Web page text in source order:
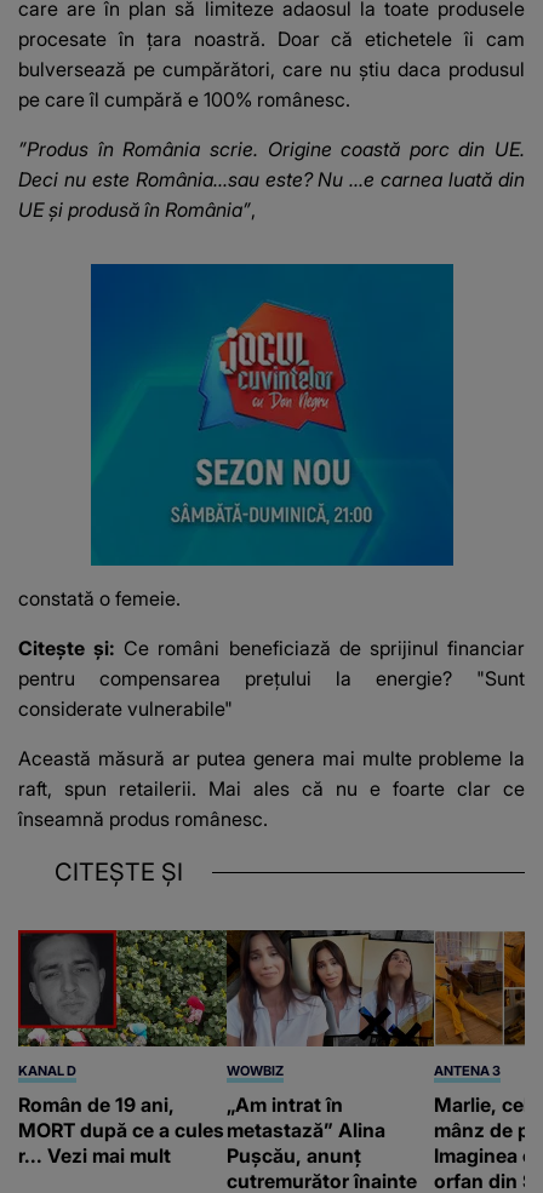
care are în plan să limiteze adaosul la toate produsele
procesate în țara noastră. Doar că etichetele îi cam
bulversează pe cumpărători, care nu știu daca produsul
pe care îl cumpără e 100% românesc.
”Produs în România scrie. Origine coastă porc din UE.
Deci nu este România...sau este? Nu ...e carnea luată din
UE și produsă în România”,
constată o femeie.
Citește și: Ce români beneficiază de sprijinul financiar
pentru compensarea preţului la energie? "Sunt
considerate vulnerabile"
Această măsură ar putea genera mai multe probleme la
raft, spun retailerii. Mai ales că nu e foarte clar ce
înseamnă produs românesc.
CITEȘTE ȘI
KANAL D
Român de 19 ani,
MORT după ce a cules
r... Vezi mai mult
WOWBIZ
„Am intrat în
metastază” Alina
Pușcău, anunț
cutremurător înainte
ANTENA 3
Marlie, cel
mânz de
Imaginea
orfan din